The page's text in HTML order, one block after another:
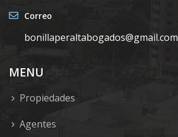
Correo
bonillaperaltabogados@gmail.com
MENU
Propiedades
Agentes